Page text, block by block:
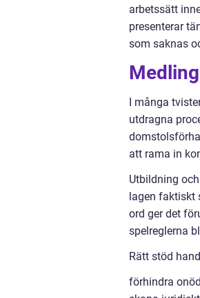
arbetssätt
presenterar
som saknas
I många
utdragna
att rama in
Utbildning
lagen faktiskt
ord ger det
spelreglerna
Rätt stöd
förhindra